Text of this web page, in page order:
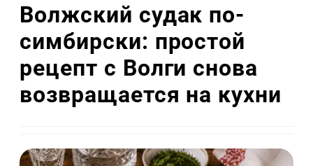
Волжский судак по-
симбирски: простой
рецепт с Волги снова
возвращается на кухни